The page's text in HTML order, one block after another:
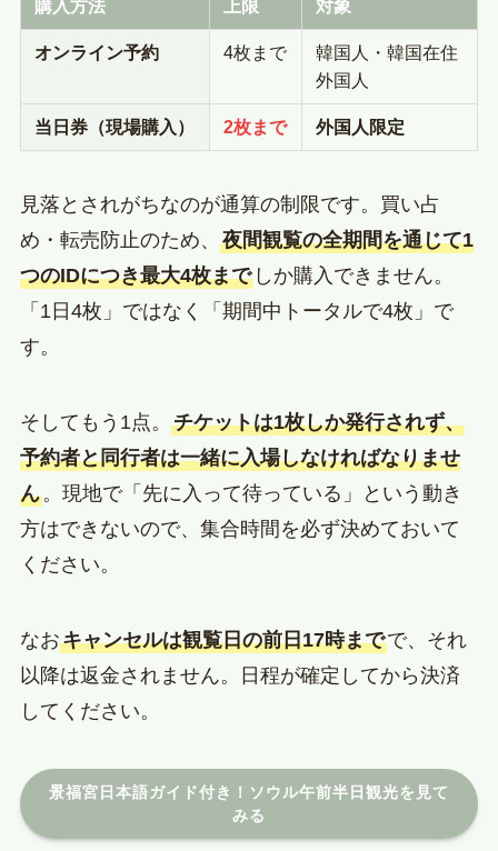
購入方法 上限 対象
オンライン予約 4枚まで
韓国人・韓国在住
外国人
当日券（現場購入） 2枚まで 外国人限定
見落とされがちなのが通算の制限です。買い占
め・転売防止のため、 夜間観覧の全期間を通じて1
つのIDにつき最大4枚までしか購入できません。
「1日4枚」ではなく「期間中トータルで4枚」で
す。
そしてもう1点。 チケットは1枚しか発行されず、
予約者と同行者は一緒に入場しなければなりませ
ん。現地で「先に入って待っている」という動き
方はできないので、集合時間を必ず決めておいて
ください。
なおキャンセルは観覧日の前日17時までで、それ
以降は返金されません。日程が確定してから決済
してください。
景福宮日本語ガイド付き！ソウル午前半日観光を見て
みる